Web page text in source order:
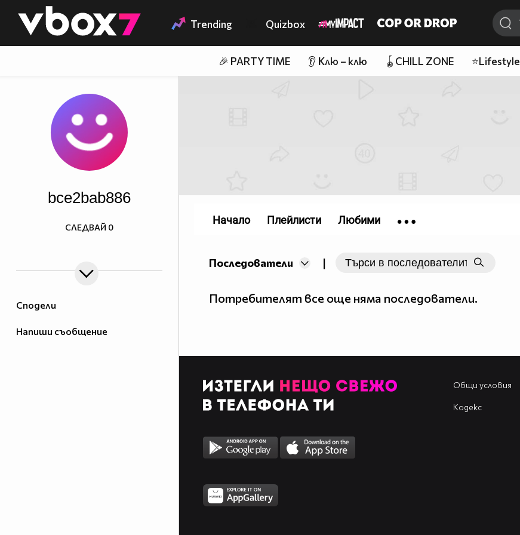
👾 Trending Quizbox
🎉 PARTY TIME 👂 Клю – клю 🪀CHILL ZONE ⭐Lifestyle
Сподели
Напиши съобщение
bce2bab886
СЛЕДВАЙ 0
Последователи |
Потребителят все още няма последователи.
Начало Плейлисти Любими
Общи условия
Кодекс